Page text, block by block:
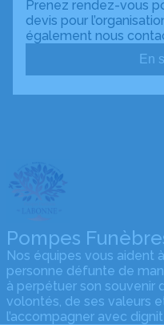
Prenez rendez-vous
devis pour
également nous
En
Pompes
Nos équipes vous aident
personne défunte de
à perpétuer son souvenir
volontés, de ses valeurs
l’accompagner avec